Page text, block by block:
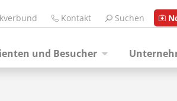
Kontakt Suchen
und Besucher